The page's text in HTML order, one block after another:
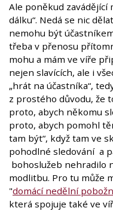
Ale poněkud zavádějící
dálku“. Nedá se nic
nemohu být
třeba v přenosu
mohu a mám ve víře
nejen slavících, ale i
„hrát na účastníka“,
z prostého důvodu, že
proto, abych někomu
proto, abych pomohl
tam být“, když tam ve
pohodlné sledování a
bohoslužeb nehradilo
modlitbu. Pro tu může
"domácí nedělní
která spojuje také ve